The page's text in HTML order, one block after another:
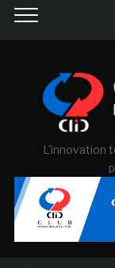
L'innovation